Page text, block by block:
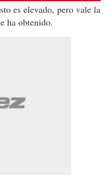
es elevado, pero vale la
ha obtenido.